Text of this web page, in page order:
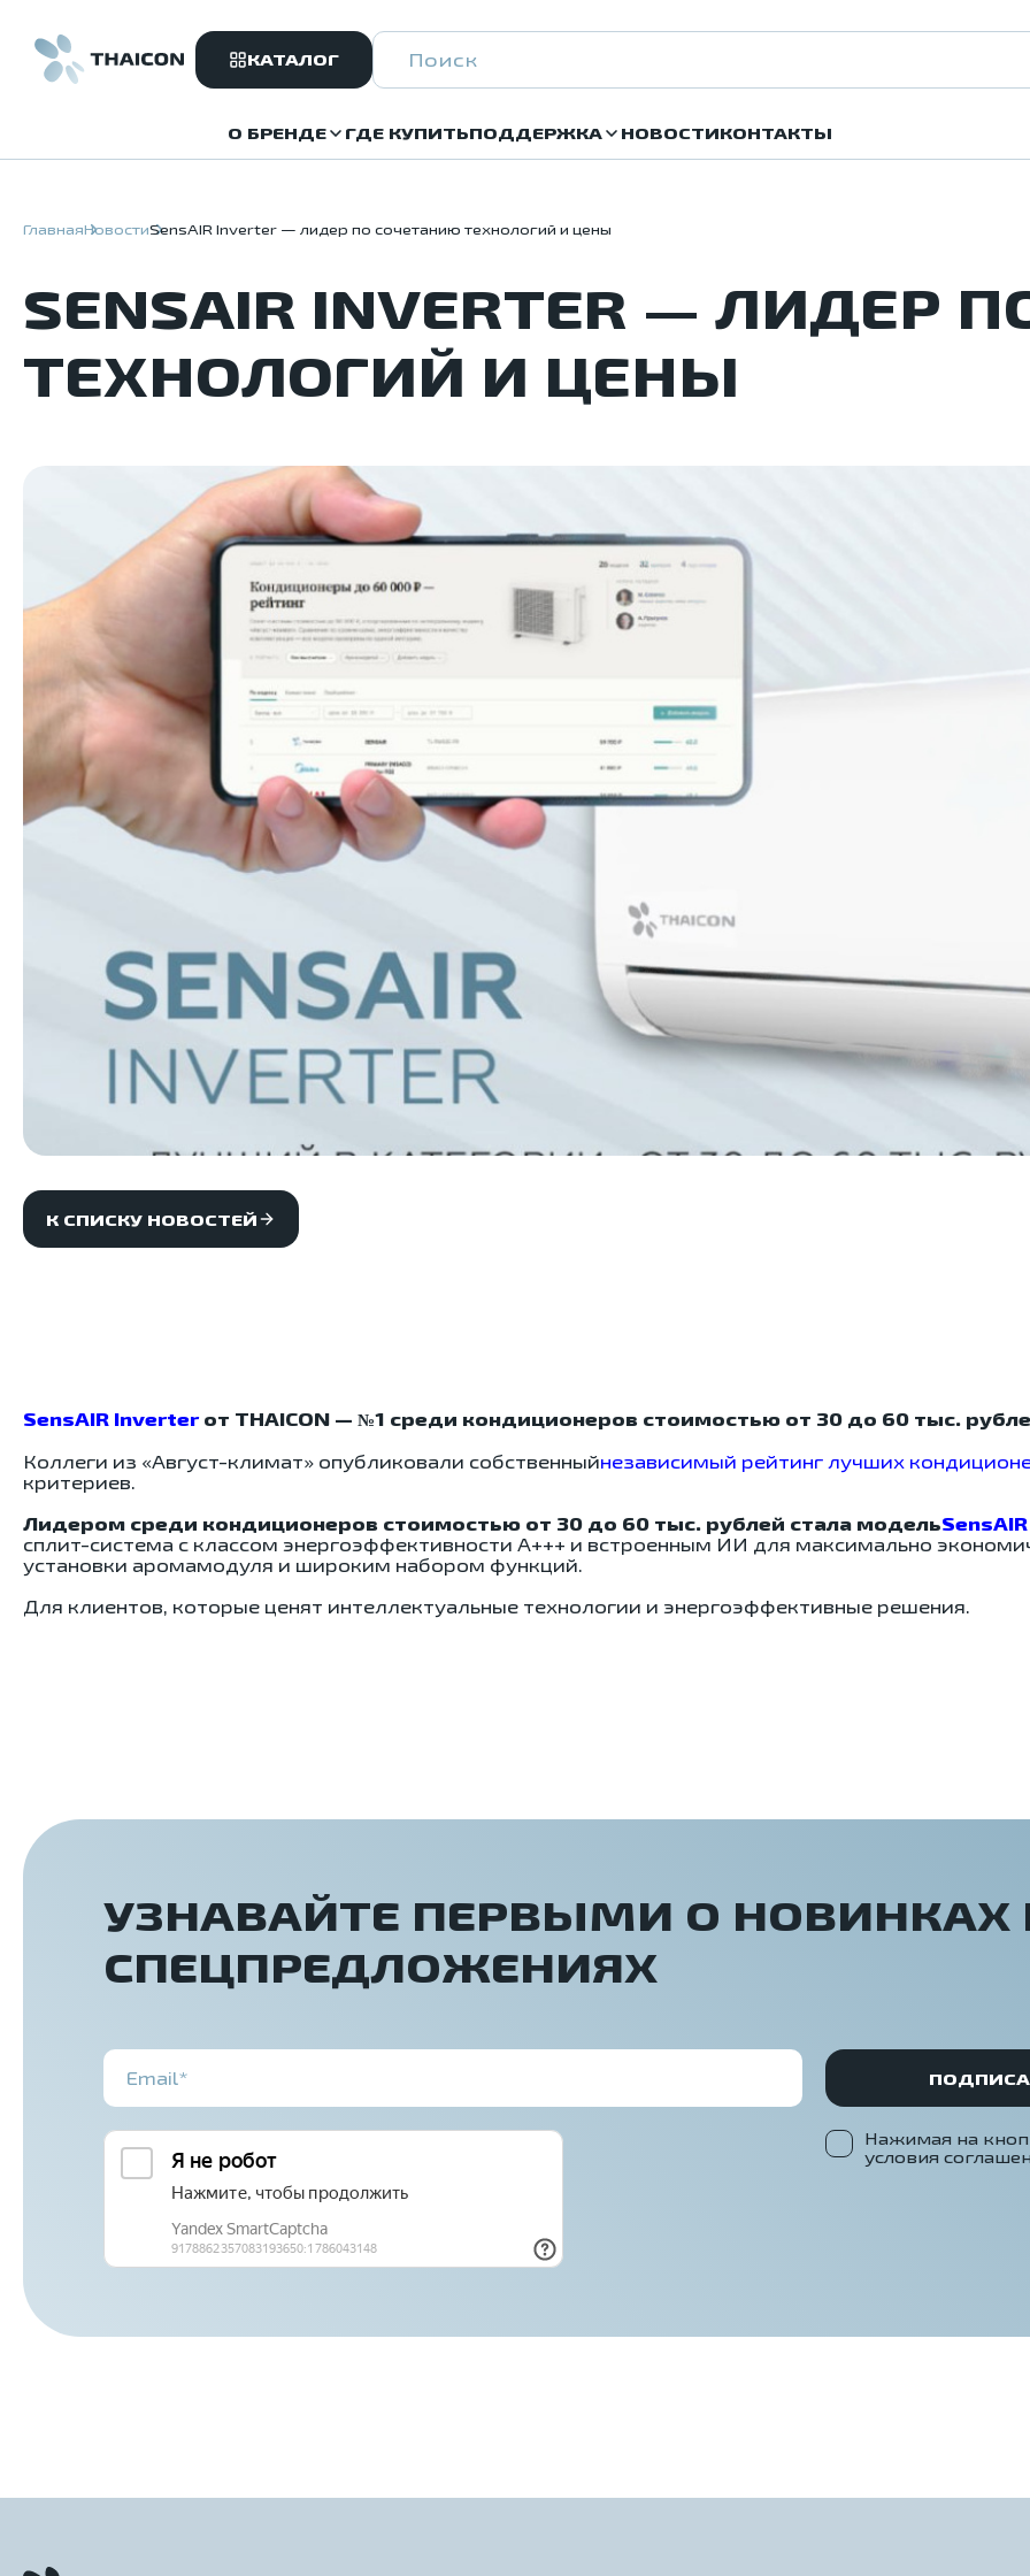
КАТАЛОГ
О БРЕНДЕ ГДЕ КУПИТЬПОДДЕРЖКА НОВОСТИКОНТАКТЫ
ГлавнаяНовостиSensAIR Inverter — лидер по сочетанию технологий и цены
SENSAIR INVERTER — ЛИДЕР
ТЕХНОЛОГИЙ И ЦЕНЫ
К СПИСКУ НОВОСТЕЙ
SensAIR Inverterот THAICON — №1 среди кондиционеров стоимостью от 30 до 60 тыс.
Коллеги из «Август-климат» опубликовали собственныйнезависимый рейтинг лучших
критериев.
Лидером среди кондиционеров стоимостью от 30 до 60 тыс. рублей стала модель
сплит-система с классом энергоэффективности А+++ и встроенным ИИ для максимально
установки аромамодуля и широким набором функций.
Для клиентов, которые ценят интеллектуальные технологии и энергоэффективные решения.
УЗНАВАЙТЕ ПЕРВЫМИ О НОВИНКАХ
СПЕЦПРЕДЛОЖЕНИЯХ
Email*
Нажимая на
условия